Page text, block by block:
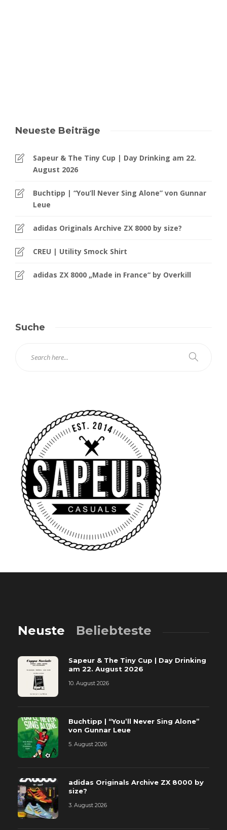
Neueste Beiträge
Sapeur & The Tiny Cup | Day Drinking am 22.
August 2026
Buchtipp | “You’ll Never Sing Alone” von Gunnar
Leue
adidas Originals Archive ZX 8000 by size?
CREU | Utility Smock Shirt
adidas ZX 8000 „Made in France“ by Overkill
Suche
Neuste Beliebteste
Sapeur & The Tiny Cup | Day Drinking
am 22. August 2026
10. August 2026
Buchtipp | “You’ll Never Sing Alone”
von Gunnar Leue
5. August 2026
adidas Originals Archive ZX 8000 by
size?
3. August 2026